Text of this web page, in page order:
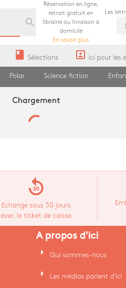
search
Réservation en ligne,
retrait gratuit en
librairie ou livraison à
domicile
En savoir plus
Les
book Sélections portrait ici pour les
Polar Science fiction
Chargement
replay_30
Echange sous 30 jours
avec le ticket de caisse
A propos d'ici
arrow_right Qui sommes-nous
arrow_right Les médias parlent d'ici